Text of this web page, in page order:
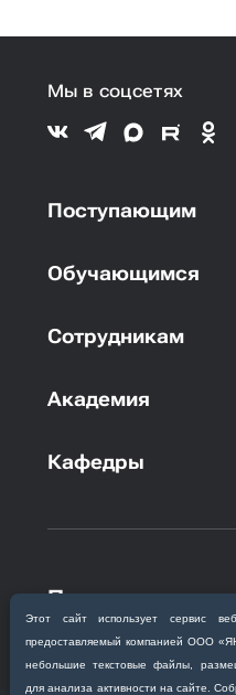
Этот сайт использует сервис
предоставляемый компанией ООО
небольшие текстовые файлы,
для анализа активности на сайте.
Мы в соцсетях
Поступающим
Обучающимся
Сотрудникам
Академия
Кафедры
Приемная
Благовещенск,
+7 (4162)